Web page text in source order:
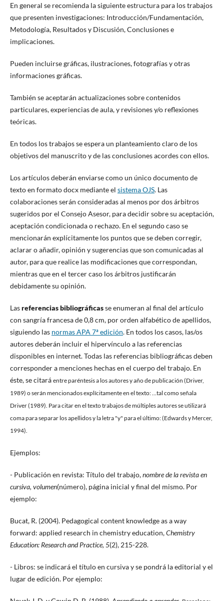
En general se recomienda la siguiente estructura para los trabajos
que presenten investigaciones: Introducción/Fundamentación,
Metodología, Resultados y Discusión, Conclusiones e
implicaciones.
Pueden incluirse gráficas, ilustraciones, fotografías y otras
informaciones gráficas.
También se aceptarán actualizaciones sobre contenidos
particulares, experiencias de aula, y revisiones y/o reflexiones
teóricas.
En todos los trabajos se espera un planteamiento claro de los
objetivos del manuscrito y de las conclusiones acordes con ellos.
Los artículos deberán enviarse como un único documento de
texto en formato docx mediante el sistema OJS. Las
colaboraciones serán consideradas al menos por dos árbitros
sugeridos por el Consejo Asesor, para decidir sobre su aceptación,
aceptación condicionada o rechazo. En el segundo caso se
mencionarán explícitamente los puntos que se deben corregir,
aclarar o añadir, opinión y sugerencias que son comunicadas al
autor, para que realice las modificaciones que correspondan,
mientras que en el tercer caso los árbitros justificarán
debidamente su opinión.
Lasreferencias bibliográficasse enumeran al final del artículo
con sangría francesa de 0,8 cm, por orden alfabético de apellidos,
siguiendo las normas APA 7ª edición. En todos los casos, las/os
autores deberán incluir el hipervínculo a las referencias
disponibles en internet. Todas las referencias bibliográficas deben
corresponder a menciones hechas en el cuerpo del trabajo. En
éste, se citará entre paréntesisa los autores y año de publicación (Driver,
1989) o serán mencionados explícitamente en el texto: …tal como señala
Driver (1989). Para citar en el texto trabajos de múltiples autores se utilizará
coma para separar los apellidos y la letra "y" para el último: (Edwards y Mercer,
1994).
Ejemplos:
- Publicación en revista: Título del trabajo,nombre de la revista en
cursiva, volumen(número), página inicial y final del mismo. Por
ejemplo:
Bucat, R. (2004). Pedagogical content knowledge as a way
forward: applied research in chemistry education,Chemistry
Education: Research and Practice, 5(2), 215-228.
- Libros: se indicará el título en cursiva y se pondrá la editorial y el
lugar de edición. Por ejemplo: